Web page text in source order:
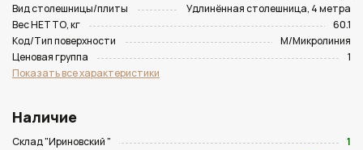
Вид столешницы/плиты
Удлинённая столешница, 4 метра
Вес НЕТТО, кг
60.1
Код/Тип поверхности
M/Микролиния
Ценовая группа
1
Показать все характеристики
Наличие
Склад "Ириновский "
1